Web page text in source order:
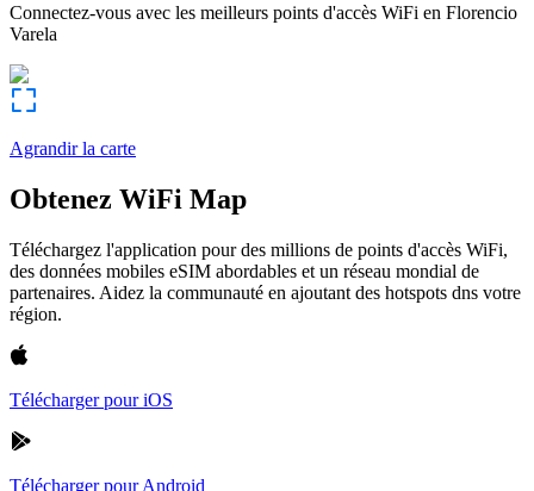
Connectez-vous avec les meilleurs points d'accès WiFi en Florencio
Varela
Agrandir la carte
Obtenez WiFi Map
Téléchargez l'application pour des millions de points d'accès WiFi,
des données mobiles eSIM abordables et un réseau mondial de
partenaires. Aidez la communauté en ajoutant des hotspots dns votre
région.
Télécharger pour iOS
Télécharger pour Android